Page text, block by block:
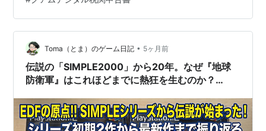
in グアムデジタル税関申告書 ジェットスターonline
check-in 明日は夜、会社帰りに福岡空港へ行き、成田ま
で✈️ そんな前日、まずはCheck-in online。 メールが来て
たので、チェックインしました。 …
Toma（とま）のゲーム日記 • 5ヶ月前
伝説の「SIMPLE2000」から20年。なぜ『地球
防衛軍』はこれほどまでに熱狂を生むのか？